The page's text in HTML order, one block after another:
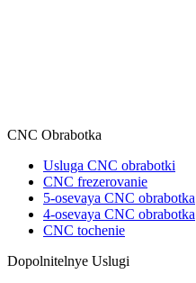
CNC Obrabotka
Usluga CNC obrabotki
CNC frezerovanie
5-osevaya CNC obrabotka
4-osevaya CNC obrabotka
CNC tochenie
Dopolnitelnye Uslugi